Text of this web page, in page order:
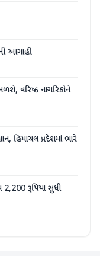
આગાહી
વરિષ્ઠ નાગરિકોને
હિમાચલ પ્રદેશમાં ભારે
2,200 રૂપિયા સુધી